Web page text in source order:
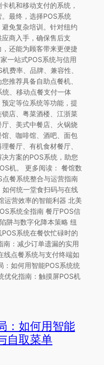
机和移动支付的系统，
最终，选择POS系统
免复杂培训。针对纽约
商入手，确保售后支
还能为顾客带来更便捷
一站式POS系统与信用
费率、品牌、兼容性、
推荐具备自助点餐机、
、移动点餐支付一体
定等位系统等功能，提
店、粤菜酒楼、江浙菜
、美式中餐店、火锅烧
、咖啡馆、酒吧、面包
餐厅、有机食材餐厅、
方案的POS系统，助您
机。 更多阅读： 餐馆数
餐系统整合与运营指南
何统一堂食扫码与在线
运营效率的智能利器 北美
系统全指南 餐厅POS信
阱与数字化降本策略 纽
系统在餐饮忙碌时的
：减少订单遗漏的实用
线点餐系统与支付终端如
：如何用智能POS系统统
优化指南：触摸屏POS机
：如何用智能
自取菜单